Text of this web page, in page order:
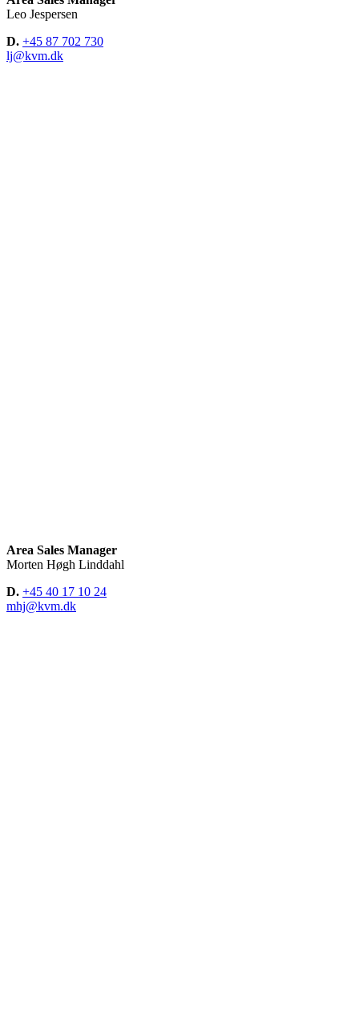
Leo Jespersen
D. +45 87 702 730
lj@kvm.dk
Area Sales Manager
Morten Høgh Linddahl
D. +45 40 17 10 24
mhj@kvm.dk